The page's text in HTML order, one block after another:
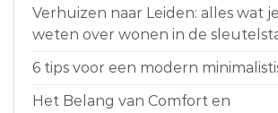
Verhuizen naar Leiden: alles wat
weten over wonen in de
6 tips voor een modern
Het Belang van Comfort en